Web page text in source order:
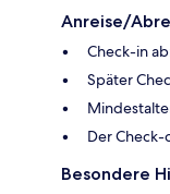
Anreise/
Check-in
Später
Der Check-
Besondere